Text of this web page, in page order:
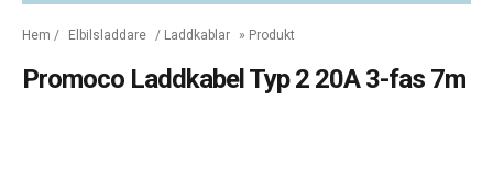
Hem / Elbilsladdare / Laddkablar » Produkt
Promoco Laddkabel Typ 2 20A 3-fas 7m